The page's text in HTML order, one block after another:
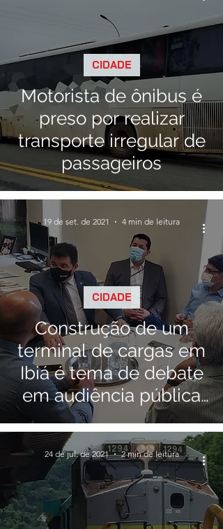
Motorista de ônibus é
preso por realizar
transporte irregular de
passageiros
CIDADE
Construção de um
terminal de cargas em
Ibiá é tema de debate
em audiência pública
na ALMG
CIDADE
19 de set. de 2021 4 min de leitura
24 de jul. de 2021 2 min de leitura